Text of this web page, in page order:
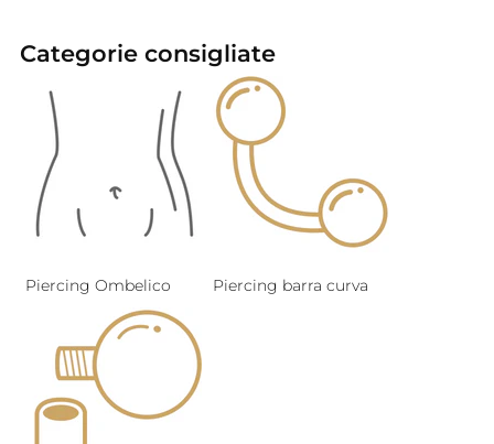
Categorie consigliate
Piercing Ombelico Piercing barra curva